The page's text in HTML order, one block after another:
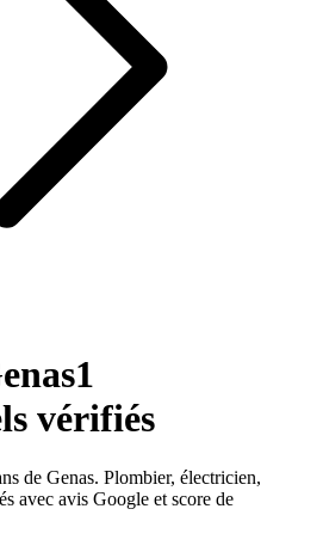
1
vérifiés
de Genas. Plombier, électricien,
avec avis Google et score de